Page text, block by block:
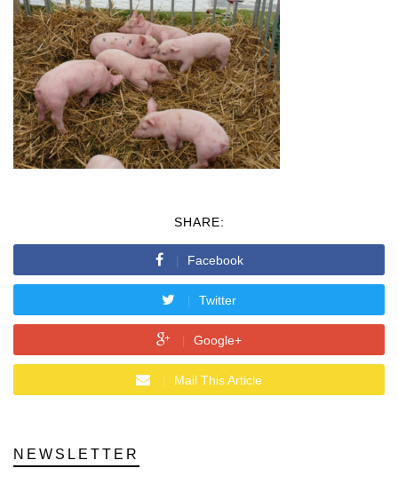
SHARE:
Facebook
Twitter
Google+
Mail This Article
NEWSLETTER